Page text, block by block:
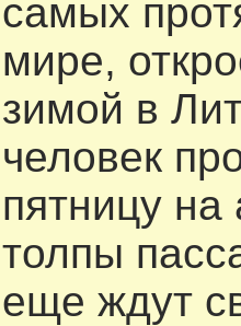
самых
мире,
зимой в
человек
пятницу на
толпы
еще ждут